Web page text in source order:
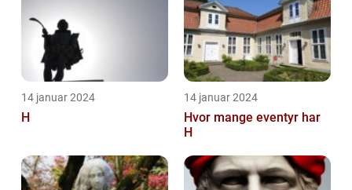
14 januar 2024
H
14 januar 2024
Hvor mange eventyr har
H